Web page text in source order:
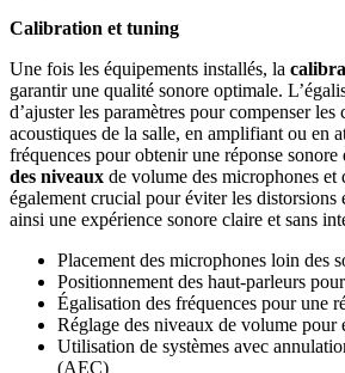
Calibration et tuning
Une fois les équipements installés, la
garantir une qualité sonore optimale.
d’ajuster les paramètres pour compenser les
acoustiques de la salle, en amplifiant ou en
fréquences pour obtenir une réponse sonore
des niveaux de volume des microphones et
également crucial pour éviter les distorsions
ainsi une expérience sonore claire et sans
Placement des microphones loin des
Positionnement des haut-parleurs
Égalisation des fréquences pour une
Réglage des niveaux de volume pour
Utilisation de systèmes avec
(AEC)